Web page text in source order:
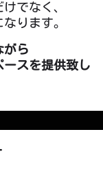
でなく、
ります。
がら
ースを提供致し